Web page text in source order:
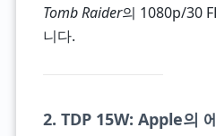
Tomb Raider의 1080p/30
니다.
2. TDP 15W: Apple의